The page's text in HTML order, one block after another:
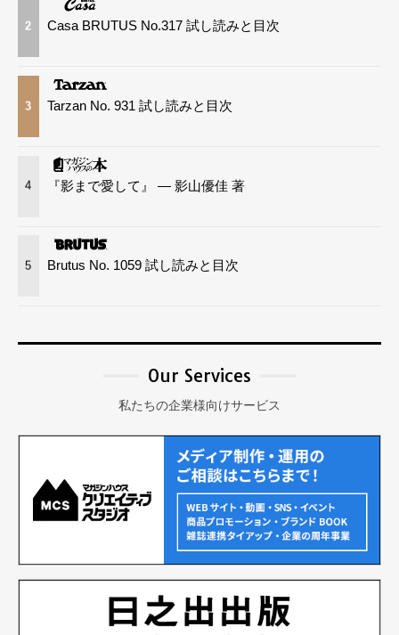
2 Casa BRUTUS No.317 試し読みと目次
3 Tarzan No. 931 試し読みと目次
4 『影まで愛して』 — 影山優佳 著
5 Brutus No. 1059 試し読みと目次
Our Services
私たちの企業様向けサービス